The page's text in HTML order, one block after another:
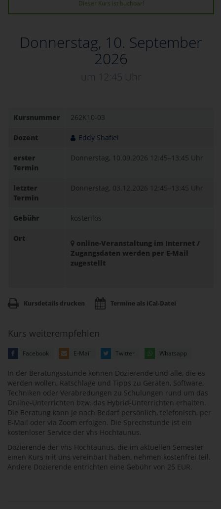
Dieser Kurs ist buchbar!
Donnerstag, 10. September
2026
um 12:45 Uhr
Kursnummer 262K10-03
Dozent Eddy Shafiei
erster
Termin
Donnerstag, 10.09.2026 12:45–13:45 Uhr
letzter
Termin
Donnerstag, 03.12.2026 12:45–13:45 Uhr
Gebühr kostenlos
Ort
online-Veranstaltung im Internet /
Zugangsdaten werden per E-Mail
zugestellt
Kursdetails drucken Termine als iCal-Datei
Kurs weiterempfehlen
Facebook E-Mail Twitter Whatsapp
In der Beratungsstunde können Dozierende und alle, die es
werden wollen, Ratschläge und Tipps zu Geräten, Software,
Techniken oder Verabredungen zu Schulungen rund um das
Online-Unterrichten bzw. das Hybrid-Unterrichten erhalten.
Die Beratung kann je nach Bedarf persönlich, telefonisch, per
E-Mail oder via Zoom erfolgen. Die Sprechstunde ist ein
kostenloser Service der vhs Hochtaunus.
Dozierende der vhs Hochtaunus, die im aktuellen Semester
einen Kurs mit uns vereinbart haben, nehmen kostenfrei teil.
Andere Dozierende entrichten eine Gebühr von 25 EUR.